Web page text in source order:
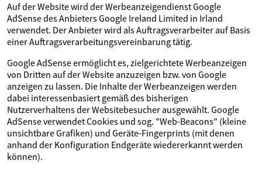
Auf der Website wird der Werbeanzeigendienst Google
AdSense des Anbieters Google Ireland Limited in Irland
verwendet. Der Anbieter wird als Auftragsverarbeiter auf Basis
einer Auftragsverarbeitungsvereinbarung tätig.
Google AdSense ermöglicht es, zielgerichtete Werbeanzeigen
von Dritten auf der Website anzuzeigen bzw. von Google
anzeigen zu lassen. Die Inhalte der Werbeanzeigen werden
dabei interessenbasiert gemäß des bisherigen
Nutzerverhaltens der Websitebesucher ausgewählt. Google
AdSense verwendet Cookies und sog. "Web-Beacons" (kleine
unsichtbare Grafiken) und Geräte-Fingerprints (mit denen
anhand der Konfiguration Endgeräte wiedererkannt werden
können).